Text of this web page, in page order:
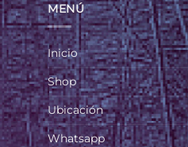
MENÚ
Inicio
Shop
Ubicación
Whatsapp